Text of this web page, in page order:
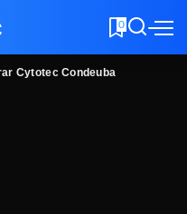
0
Cytotec Condeuba